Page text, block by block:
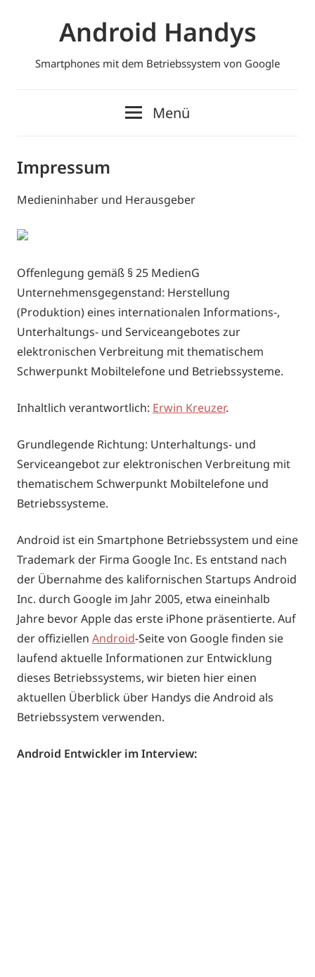
Android Handys
Smartphones mit dem Betriebssystem von Google
Menü
Impressum
Medieninhaber und Herausgeber
Offenlegung gemäß § 25 MedienG
Unternehmensgegenstand: Herstellung
(Produktion) eines internationalen Informations-,
Unterhaltungs- und Serviceangebotes zur
elektronischen Verbreitung mit thematischem
Schwerpunkt Mobiltelefone und Betriebssysteme.
Inhaltlich verantwortlich: Erwin Kreuzer.
Grundlegende Richtung: Unterhaltungs- und
Serviceangebot zur elektronischen Verbreitung mit
thematischem Schwerpunkt Mobiltelefone und
Betriebssysteme.
Android ist ein Smartphone Betriebssystem und eine
Trademark der Firma Google Inc. Es entstand nach
der Übernahme des kalifornischen Startups Android
Inc. durch Google im Jahr 2005, etwa eineinhalb
Jahre bevor Apple das erste iPhone präsentierte. Auf
der offiziellen Android-Seite von Google finden sie
laufend aktuelle Informationen zur Entwicklung
dieses Betriebssystems, wir bieten hier einen
aktuellen Überblick über Handys die Android als
Betriebssystem verwenden.
Android Entwickler im Interview: